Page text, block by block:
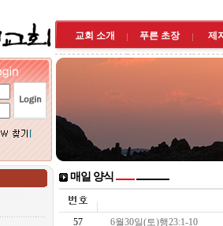
교회 소개 푸른 초장 제
매일 양식
57
6월30일(토)행23:1-10